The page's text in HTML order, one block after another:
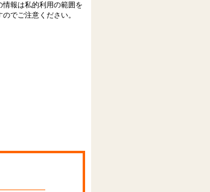
情報は私的利用の範囲を
でご注意ください。